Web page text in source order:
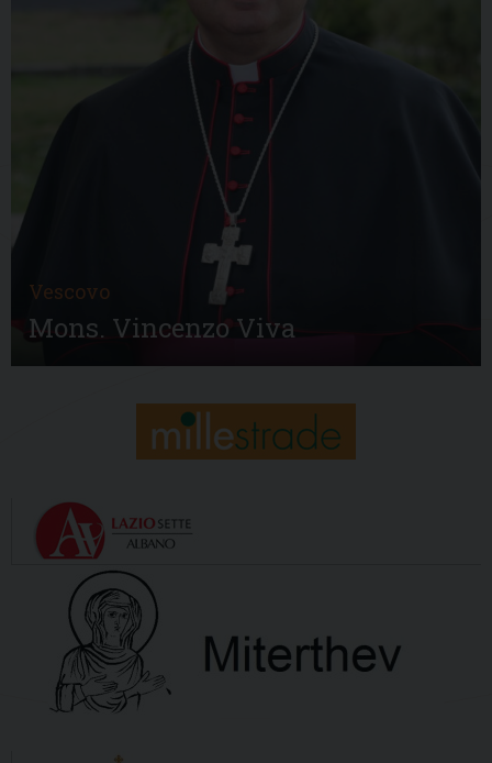
Vescovo
Mons. Vincenzo Viva